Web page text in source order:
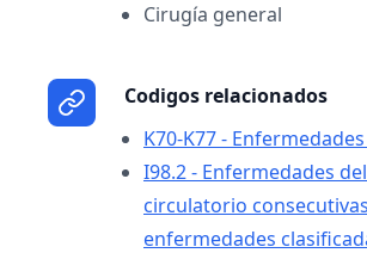
Cirugía general
Codigos relacionados
K70-K77 -
I98.2 - Enfermedades
circulatorio
enfermedades